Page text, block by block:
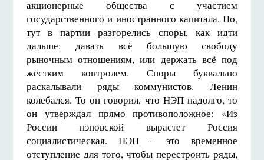
акционерные общества с участием
государственного и иностранного капитала. Но,
тут в партии разгорелись споры, как идти
дальше: давать всё большую свободу
рыночным отношениям, или держать всё под
жёстким контролем. Споры буквально
раскалывали ряды коммунистов. Ленин
колебался. То он говорил, что НЭП надолго, то
он утверждал прямо противоположное: «Из
России нэповской вырастет Россия
социалистическая. НЭП – это временное
отступление для того, чтобы перестроить ряды,